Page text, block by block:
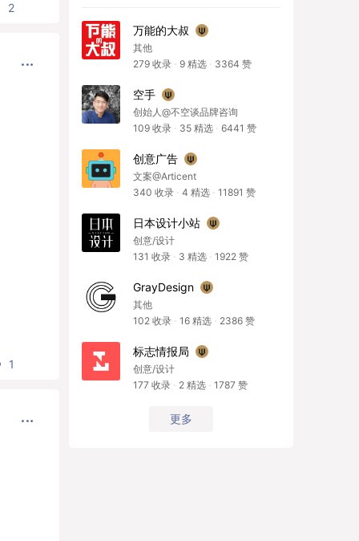
2
1
00 单位（仅满足约 5
0%）。
万能的大叔
其他
279 收录 · 9 精选 · 3364 赞
空手
创始人@不空谈品牌咨询
109 收录 · 35 精选 · 6441 赞
创意广告
文案@Articent
340 收录 · 4 精选 · 11891 赞
日本设计小站
创意/设计
131 收录 · 3 精选 · 1922 赞
GrayDesign
其他
102 收录 · 16 精选 · 2386 赞
标志情报局
创意/设计
177 收录 · 2 精选 · 1787 赞
更多